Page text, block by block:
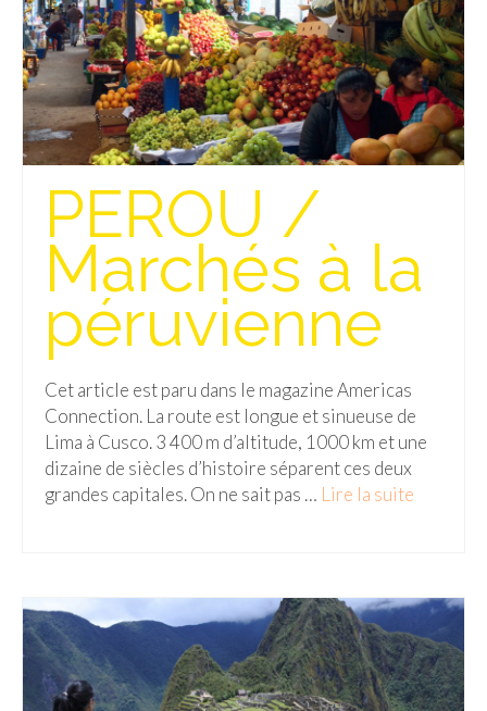
PEROU /
Marchés à la
péruvienne
Cet article est paru dans le magazine Americas
Connection. La route est longue et sinueuse de
Lima à Cusco. 3 400 m d’altitude, 1000 km et une
dizaine de siècles d’histoire séparent ces deux
grandes capitales. On ne sait pas … Lire la suite­­